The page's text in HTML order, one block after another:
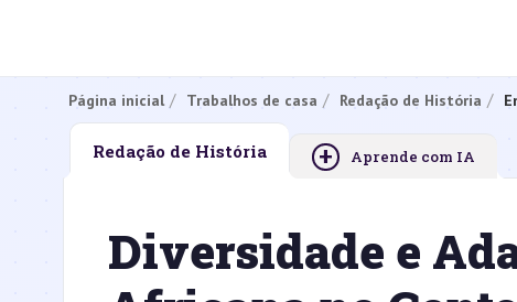
Página inicial Trabalhos de casa Redação de História
Redação de História + Aprende com IA
Diversidade e